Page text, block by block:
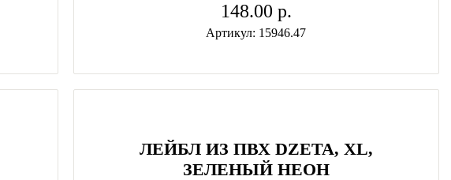
148.00 p.
Артикул: 15946.47
ЛЕЙБЛ ИЗ ПВХ DZETA, ХL,
ЗЕЛЕНЫЙ НЕОН